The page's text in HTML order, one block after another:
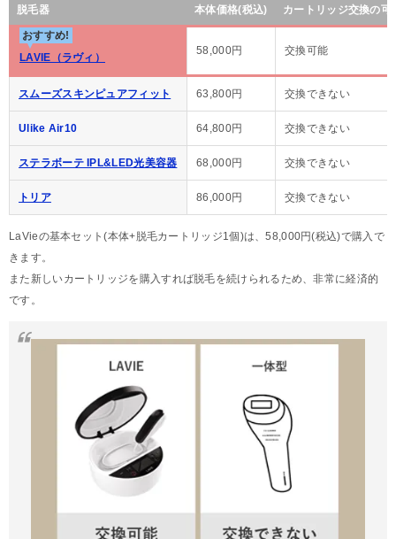
脱毛器 本体価格(税込) カートリッジ交換の可
おすすめ!
LAVIE（ラヴィ）
58,000円 交換可能
スムーズスキンピュアフィット 63,800円 交換できない
Ulike Air10 64,800円 交換できない
ステラボーテ IPL&LED光美容器 68,000円 交換できない
トリア 86,000円 交換できない
LaVieの基本セット(本体+脱毛カートリッジ1個)は、58,000円(税込)で購入で
きます。
また新しいカートリッジを購入すれば脱毛を続けられるため、非常に経済的
です。